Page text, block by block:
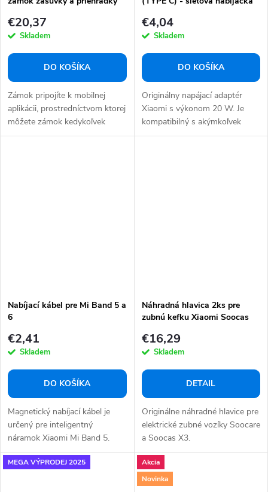
€20,37
Skladem
DO KOŠÍKA
Zámok pripojíte k mobilnej
aplikácii, prostredníctvom ktorej
môžete zámok kedykoľvek
jednoducho...
€4,04
Skladem
DO KOŠÍKA
Originálny napájací adaptér
Xiaomi s výkonom 20 W. Je
kompatibilný s akýmkoľvek
zariadením USB-C....
Nabíjací kábel pre Mi Band 5 a
6
€2,41
Skladem
DO KOŠÍKA
Magnetický nabíjací kábel je
určený pre inteligentný
náramok Xiaomi Mi Band 5.
Náhradná hlavica 2ks pre
zubnú kefku Xiaomi Soocas
€16,29
Skladem
DETAIL
Originálne náhradné hlavice pre
elektrické zubné vozíky Soocare
a Soocas X3.
MEGA VÝPRODEJ 2025
Akcia
Novinka